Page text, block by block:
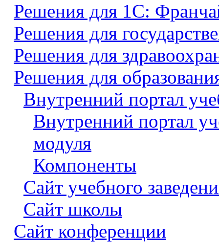
Решения для 1С:
Решения для
Решения для
Решения для
Внутренний портал
Внутренний портал
модуля
Компоненты
Сайт учебного
Сайт школы
Сайт конференции